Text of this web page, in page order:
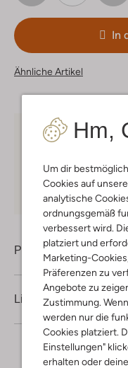
Hm,
Um dir
Cookies auf
analytische
ordnungsgemäß
verbessert wird.
platziert und
Marketing-
Präferenzen zu
Angebote zu
Zustimmung.
werden nur die
Cookies platziert.
Einstellungen"
erhalten oder
In
Ähnliche Artikel
Kostenloser
Kauf auf Rechnung
Produktinformation
Lieferung & Rückgabe